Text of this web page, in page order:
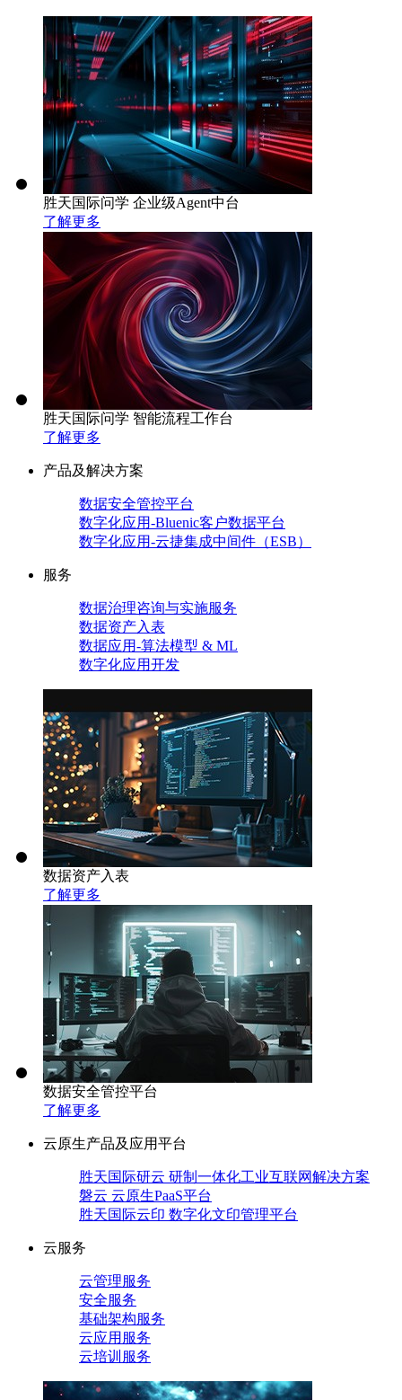
胜天国际问学 企业级Agent中台
了解更多
胜天国际问学 智能流程工作台
了解更多
产品及解决方案
数据安全管控平台
数字化应用-Bluenic客户数据平台
数字化应用-云捷集成中间件（ESB）
服务
数据治理咨询与实施服务
数据资产入表
数据应用-算法模型 & ML
数字化应用开发
数据资产入表
了解更多
数据安全管控平台
了解更多
云原生产品及应用平台
胜天国际研云 研制一体化工业互联网解决方案
磐云 云原生PaaS平台
胜天国际云印 数字化文印管理平台
云服务
云管理服务
安全服务
基础架构服务
云应用服务
云培训服务